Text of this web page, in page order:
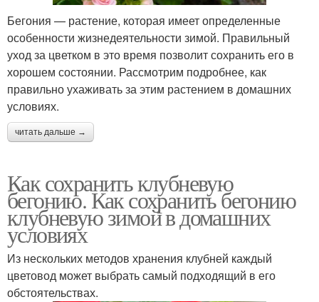
Бегония — растение, которая имеет определенные
особенности жизнедеятельности зимой. Правильный
уход за цветком в это время позволит сохранить его в
хорошем состоянии. Рассмотрим подробнее, как
правильно ухаживать за этим растением в домашних
условиях.
читать дальше →
Как сохранить клубневую
бегонию. Как сохранить бегонию
клубневую зимой в домашних
условиях
Из нескольких методов хранения клубней каждый
цветовод может выбрать самый подходящий в его
обстоятельствах.